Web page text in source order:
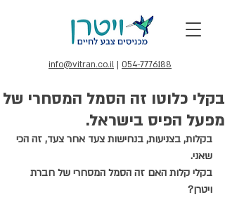
info@vitran.co.il | 054-7776188
בקלי כלוטו זה הסמל המסחרי של
מפעל הפיס בישראל.
בקלות, בצניעות, בנחישות צעד אחר צעד, זה הכי
שאני.
בקלי קלות האם זה הסמל המסחרי של חברת
ויטרן?